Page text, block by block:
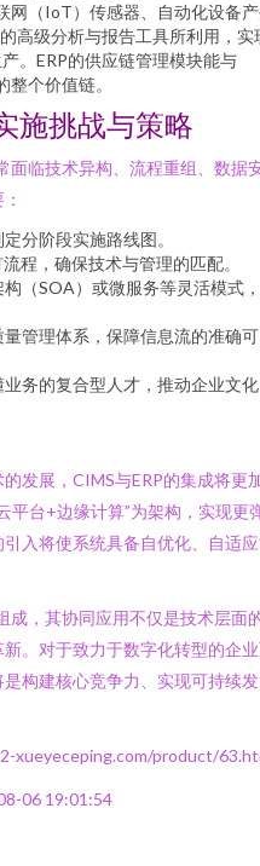
网（IoT）传感器、自动化设备
高级分析与报告工具所利用，实
。ERP的供应链管理模块能与
个价值链。
施挑战与策略
面临技术异构、流程重组、数据
分阶段实施路线图。
程，确保技术与管理的匹配。
构（SOA）或微服务等灵活模式
量管理体系，保障信息流的准确可
业务的复合型人才，推动企业文
发展，CIMS与ERP的集成将更
平台+边缘计算”为架构，实现更
入将使系统具备自优化、自适
成，其协同应用不仅是技术层面
。对于致力于数字化转型的企
构建核心竞争力、实现可持续
xueyeceping.com/product/
06 19:01:54